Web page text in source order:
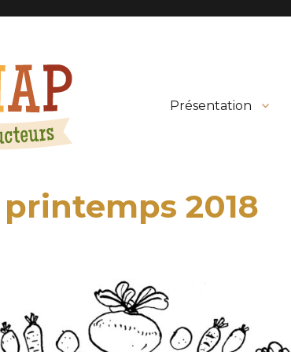
Présentation
2018